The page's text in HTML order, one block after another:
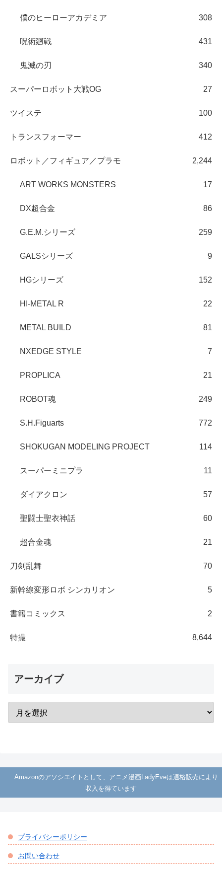
僕のヒーローアカデミア 308
呪術廻戦 431
鬼滅の刃 340
スーパーロボット大戦OG 27
ツイステ 100
トランスフォーマー 412
ロボット／フィギュア／プラモ 2,244
ART WORKS MONSTERS 17
DX超合金 86
G.E.M.シリーズ 259
GALSシリーズ 9
HGシリーズ 152
HI-METAL R 22
METAL BUILD 81
NXEDGE STYLE 7
PROPLICA 21
ROBOT魂 249
S.H.Figuarts 772
SHOKUGAN MODELING PROJECT 114
スーパーミニプラ 11
ダイアクロン 57
聖闘士聖衣神話 60
超合金魂 21
刀剣乱舞 70
新幹線変形ロボ シンカリオン 5
書籍コミックス 2
特撮 8,644
アーカイブ
Amazonのアソシエイトとして、アニメ漫画LadyEveは適格販売により
収入を得ています
プライバシーポリシー
お問い合わせ